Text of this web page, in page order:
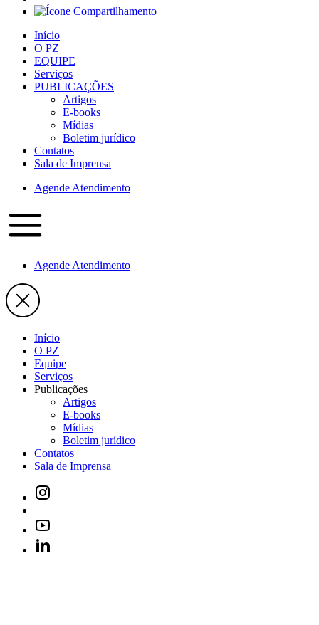
Início
O PZ
EQUIPE
Serviços
PUBLICAÇÕES
Artigos
E-books
Mídias
Boletim jurídico
Contatos
Sala de Imprensa
Agende Atendimento
Agende Atendimento
Início
O PZ
Equipe
Serviços
Publicações
Artigos
E-books
Mídias
Boletim jurídico
Contatos
Sala de Imprensa